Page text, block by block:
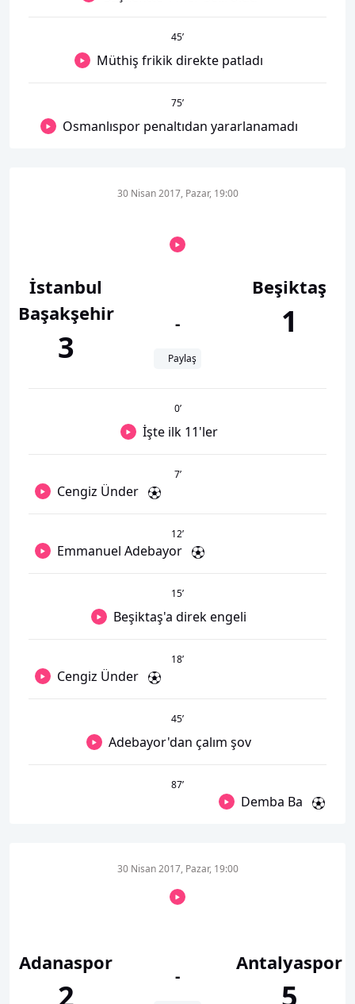
45’
Müthiş frikik direkte patladı
75’
Osmanlıspor penaltıdan yararlanamadı
İstanbul
Başakşehir
3
30 Nisan 2017, Pazar, 19:00
-
Paylaş
Beşiktaş
1
0’
İşte ilk 11'ler
7’
Cengiz Ünder
12’
Emmanuel Adebayor
15’
Beşiktaş'a direk engeli
18’
Cengiz Ünder
45’
Adebayor'dan çalım şov
87’
Demba Ba
Adanaspor
30 Nisan 2017, Pazar, 19:00
-
Antalyaspor